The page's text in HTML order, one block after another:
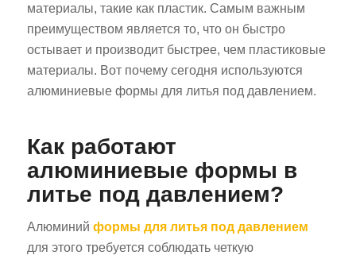
материалы, такие как пластик. Самым важным
преимуществом является то, что он быстро
остывает и производит быстрее, чем пластиковые
материалы. Вот почему сегодня используются
алюминиевые формы для литья под давлением.
Как работают
алюминиевые формы в
литье под давлением?
Алюминий формы для литья под давлением
для этого требуется соблюдать четкую